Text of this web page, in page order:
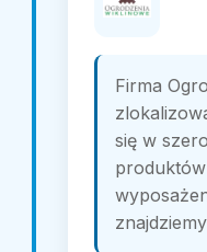
Firma
się w